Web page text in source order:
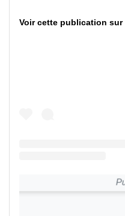
Voir cette publication sur